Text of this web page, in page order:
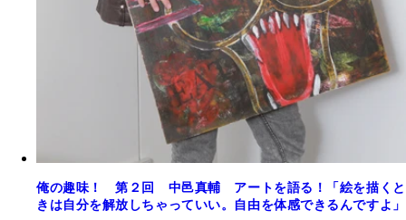
俺の趣味！ 第２回 中邑真輔 アートを語る！「絵を描くと
きは自分を解放しちゃっていい。自由を体感できるんですよ」